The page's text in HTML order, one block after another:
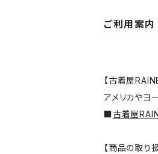
ご利用案内
【古着屋
アメリカやヨ
■古着屋
【商品の取り